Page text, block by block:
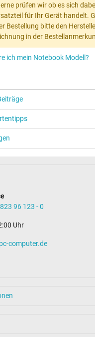
prüfen wir ob es sich
für Ihr Gerät handelt.
Bestellung bitte den
in der
ich mein Notebook Modell?
96 123 - 0
Uhr
computer.de